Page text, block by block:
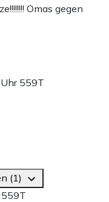
Omas gegen
559T
(1)
559T